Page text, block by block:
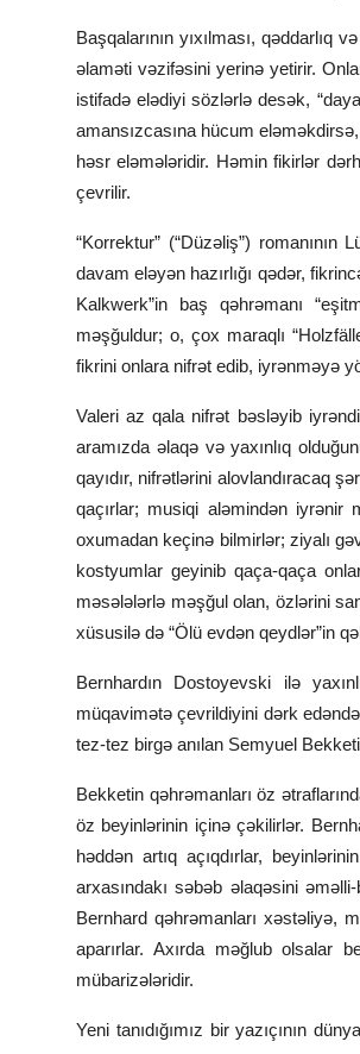
Başqalarının yıxılması, qəddarlıq
əlaməti vəzifəsini yerinə yetirir.
istifadə elədiyi sözlərlə desək,
amansızcasına hücum
həsr eləmələridir. Həmin fikirlər
çevrilir.
“Korrektur” (“Düzəliş”)
davam eləyən hazırlığı qədər,
Kalkwerk”in baş qəhrəmanı
məşğuldur; o, çox maraqlı
fikrini onlara nifrət edib, iyrənməyə
Valeri az qala nifrət bəsləyib
aramızda əlaqə və yaxınlıq
qayıdır, nifrətlərini alovlandıracaq
qaçırlar; musiqi aləmindən iyrənir
oxumadan keçinə bilmirlər; ziyalı
kostyumlar geyinib qaça-qaça
məsələlərlə məşğul olan, özlərini
xüsusilə də “Ölü evdən qeydlər”in
Bernhardın Dostoyevski ilə
müqavimətə çevrildiyini dərk
tez-tez birgə anılan Semyuel
Bekketin qəhrəmanları öz
öz beyinlərinin içinə çəkilirlər.
həddən artıq açıqdırlar,
arxasındakı səbəb əlaqəsini
Bernhard qəhrəmanları xəstəliyə,
aparırlar. Axırda məğlub olsalar
mübarizələridir.
Yeni tanıdığımız bir yazıçının